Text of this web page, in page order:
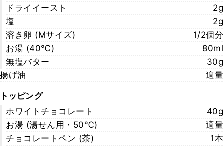
ドライイースト
2g
塩
2g
溶き卵 (Mサイズ)
1/2個分
お湯 (40℃)
80ml
無塩バター
30g
揚げ油
適量
トッピング
ホワイトチョコレート
40g
お湯 (湯せん用・50℃)
適量
チョコレートペン (茶)
1本